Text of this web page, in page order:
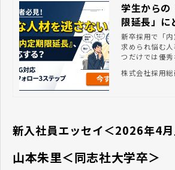
学生からの
限延長」に
秀な人材を
正しいフォ
対応
新卒採用で「
求められ悩む
つだけでは優
き、やってはい
株式会社採用
新入社員エッセイ＜2026年4
山本朱里＜同志社大学卒＞